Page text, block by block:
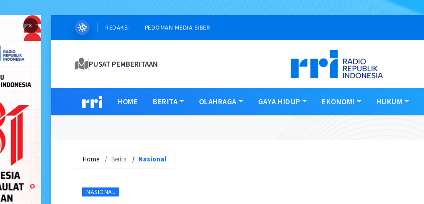
× REDAKSI PEDOMAN MEDIA SIBER
PUSAT PEMBERITAAN
HOME BERITA OLAHRAGA GAYA HIDUP EKONOMI HUKUM
Home Berita Nasional
NASIONAL